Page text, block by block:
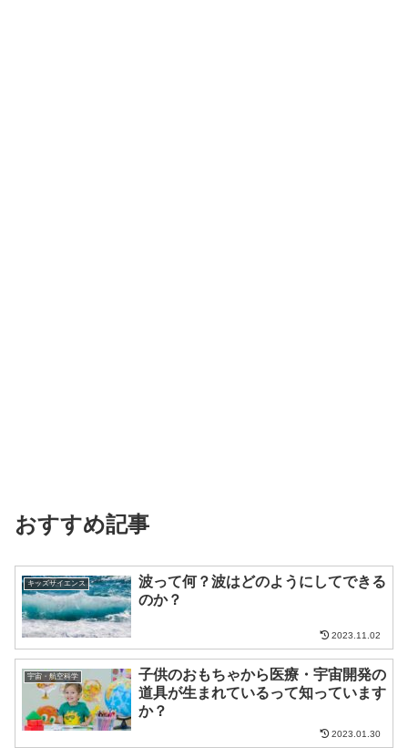
おすすめ記事
キッズサイエンス
波って何？波はどのようにしてできる
のか？
2023.11.02
宇宙・航空科学
子供のおもちゃから医療・宇宙開発の
道具が生まれているって知っています
か？
2023.01.30